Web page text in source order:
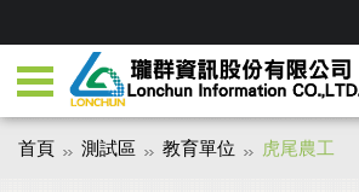
首頁 測試區 教育單位 虎尾農工